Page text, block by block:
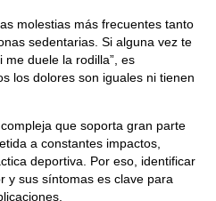
molestias más frecuentes tanto
sedentarias. Si alguna vez te
me duele la rodilla” , es
los dolores son iguales ni tienen
que soporta gran parte
a constantes impactos,
deportiva. Por eso, identificar
y sus síntomas es clave para